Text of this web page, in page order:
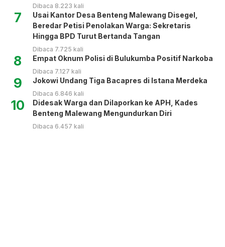
Dibaca 8.223 kali
7
Usai Kantor Desa Benteng Malewang Disegel,
Beredar Petisi Penolakan Warga: Sekretaris
Hingga BPD Turut Bertanda Tangan
Dibaca 7.725 kali
8 Empat Oknum Polisi di Bulukumba Positif Narkoba
Dibaca 7.127 kali
9 Jokowi Undang Tiga Bacapres di Istana Merdeka
Dibaca 6.846 kali
10
Didesak Warga dan Dilaporkan ke APH, Kades
Benteng Malewang Mengundurkan Diri
Dibaca 6.457 kali